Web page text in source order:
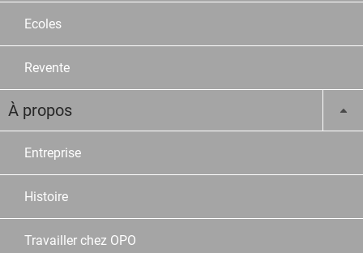
Ecoles
Revente
À propos
Entreprise
Histoire
Travailler chez OPO